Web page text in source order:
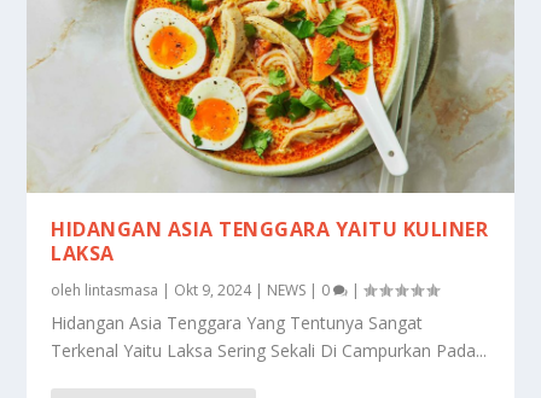
HIDANGAN ASIA TENGGARA YAITU KULINER
LAKSA
oleh lintasmasa | Okt 9, 2024| NEWS | 0 |
Hidangan Asia Tenggara Yang Tentunya Sangat
Terkenal Yaitu Laksa Sering Sekali Di Campurkan Pada...